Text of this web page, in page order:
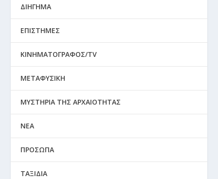
ΔΙΗΓΗΜΑ
ΕΠΙΣΤΗΜΕΣ
ΚΙΝΗΜΑΤΟΓΡΑΦΟΣ/TV
ΜΕΤΑΦΥΣΙΚΗ
ΜΥΣΤΗΡΙΑ ΤΗΣ ΑΡΧΑΙΟΤΗΤΑΣ
ΝΕΑ
ΠΡΟΣΩΠΑ
ΤΑΞΙΔΙΑ